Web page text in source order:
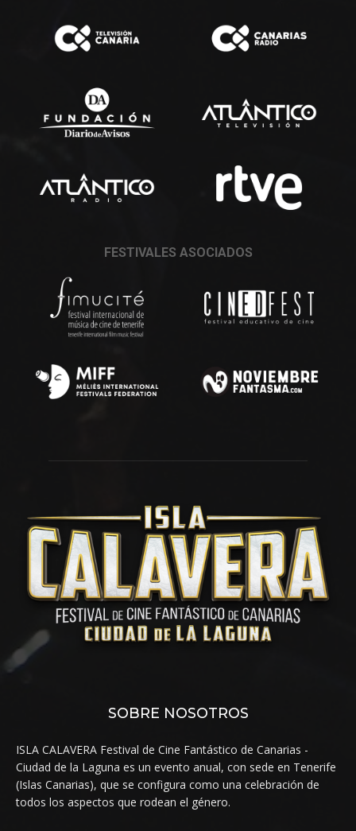
FESTIVALES ASOCIADOS
SOBRE NOSOTROS
ISLA CALAVERA Festival de Cine Fantástico de Canarias -
Ciudad de la Laguna es un evento anual, con sede en Tenerife
(Islas Canarias), que se configura como una celebración de
todos los aspectos que rodean el género.